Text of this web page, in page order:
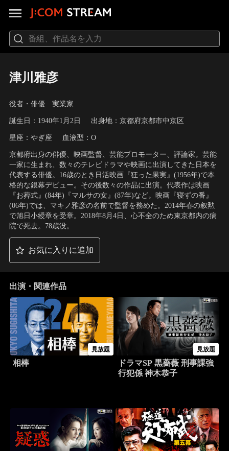
津川雅彦
役者・俳優 実業家
誕生日：1940年1月2日 出身地：京都府京都市中京区
星座：やぎ座 血液型：O
京都府出身の俳優、映画監督、芸能プロモーター、評論家。芸能
一家に生まれ、数々のテレビドラマや映画に出演してきた日本を
代表する俳優。16歳のとき日活映画『狂った果実』(1956年)で本
格的な銀幕デビュー。その後数々の作品に出演。代表作は映画
『お葬式』(84年)『マルサの女』(87年)など。映画『寝ずの番』
(06年)では、マキノ雅彦の名前で監督を務めた。2014年春の叙勲
で旭日小綬章を受章。2018年8月4日、心不全のため東京都内の病
院で死去。78歳没。
お気に入りに追加
出演・関連作品
見放題
相棒
見放題
ドラマSP 黒薔薇 刑事課強
行犯係 神木恭子